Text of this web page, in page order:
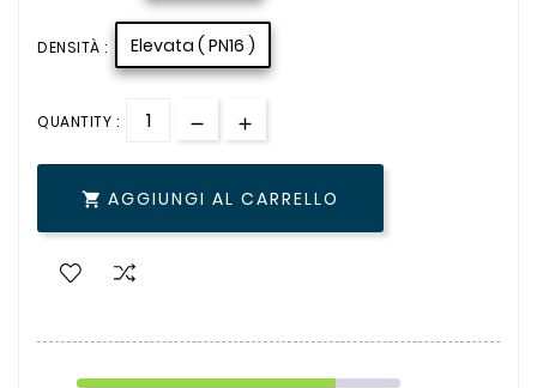
DENSITÀ : Elevata ( PN16 )
QUANTITY :
 AGGIUNGI AL CARRELLO